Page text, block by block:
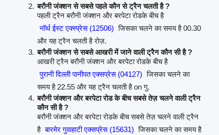
बरौनी जंक्शन से सबसे पहले कौन से ट्रैन चलती है ?
पहली ट्रैन बरौनी जंक्शन और बरपेटा रोडके बीच है
नॉर्थ ईस्ट एक्स्प्रेस (12506) जिसका चलने का समय है 00.30
और यह ट्रैन चलती है रोज़.
बरौनी जंक्शन से सबसे आखरी में जाने वाली ट्रैन कौन सी है ?
आखरी ट्रैन बरौनी जंक्शन और बरपेटा रोडके बीच है
पुरानी दिल्ली पानीपत एक्सप्रेस (04127) जिसका चलने का
समय है 22.55 और यह ट्रैन चलती है on गु.
बरौनी जंक्शन और बरपेटा रोड के बीच सबसे तेज़ चलने वाली ट्रैन
कौन सी है ?
बरौनी जंक्शन और बरपेटा रोडके बीच सबसे तेज़ चलने वाली ट्रैन
है बारमेर गुवाहाटी एक्सप्रेस (15631) जिसका चलने का समय है